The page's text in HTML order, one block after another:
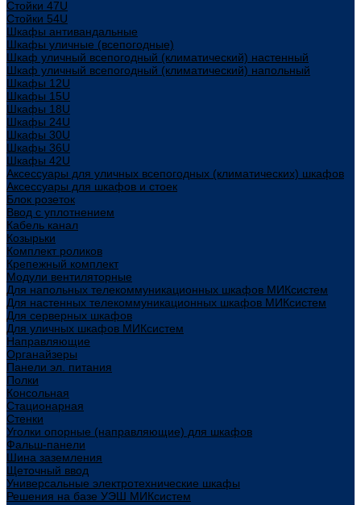
Стойки 47U
Стойки 54U
Шкафы антивандальные
Шкафы уличные (всепогодные)
Шкаф уличный всепогодный (климатический) настенный
Шкаф уличный всепогодный (климатический) напольный
Шкафы 12U
Шкафы 15U
Шкафы 18U
Шкафы 24U
Шкафы 30U
Шкафы 36U
Шкафы 42U
Аксессуары для уличных всепогодных (климатических) шкафов
Аксессуары для шкафов и стоек
Блок розеток
Ввод с уплотнением
Кабель канал
Козырьки
Комплект роликов
Крепежный комплект
Модули вентиляторные
Для напольных телекоммуникационных шкафов МИКсистем
Для настенных телекоммуникационных шкафов МИКсистем
Для серверных шкафов
Для уличных шкафов МИКсистем
Направляющие
Органайзеры
Панели эл. питания
Полки
Консольная
Стационарная
Стенки
Уголки опорные (направляющие) для шкафов
Фальш-панели
Шина заземления
Щеточный ввод
Универсальные электротехнические шкафы
Решения на базе УЭШ МИКсистем